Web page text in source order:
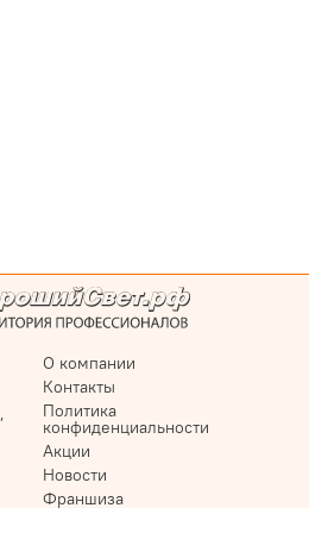
О компании
Контакты
Политика
конфиденциальности
Акции
Новости
Франшиза